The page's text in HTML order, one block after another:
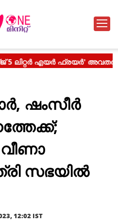
ഷംസീര്‍
സഭയില്‍
12:02 IST